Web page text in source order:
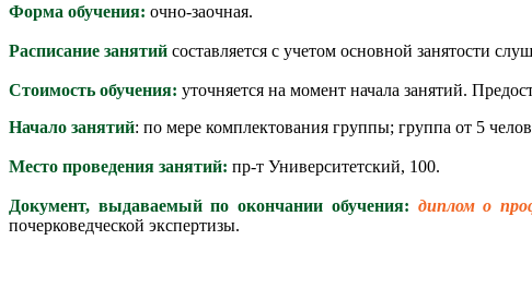
Форма обучения: очно-заочная.
Расписание занятий составляется с учетом основной занятости
Стоимость обучения: уточняется на момент начала занятий.
Начало занятий: по мере комплектования группы; группа от 5
Место проведения занятий: пр-т Университетский, 100.
Документ, выдаваемый по окончании обучения: диплом о
почерковедческой экспертизы.